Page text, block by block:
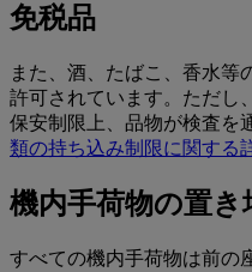
免税品
また、酒、たばこ、香水等
許可されています。ただし
保安制限上、品物が検査を
類の持ち込み制限に関する
機内手荷物の置き
すべての機内手荷物は前の